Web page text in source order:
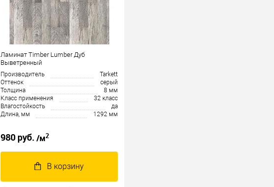
Ламинат Timber Lumber Дуб
Выветренный
Производитель
Tarkett
Оттенок
серый
Толщина
8 мм
Класс применения
32 класс
Влагостойкость
да
Длина, мм
1292 мм
980 руб. /м2
В корзину